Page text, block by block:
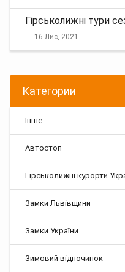
Гірськолижні тури
16 Лис, 2021
Категории
Інше
Автостоп
Гірськолижні курорти
Замки Львівщини
Замки України
Зимовий відпочинок